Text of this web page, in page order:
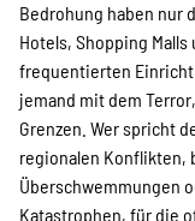
Bedrohung haben nur
Hotels, Shopping
frequentierten
jemand mit dem
Grenzen. Wer spricht
regionalen Konflikten,
Überschwemmungen
Katastrophen, für die